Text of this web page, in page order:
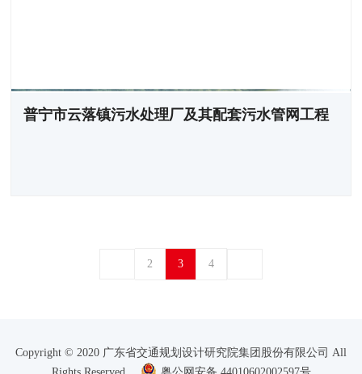
普宁市云落镇污水处理厂及其配套污水管网工程
2 3 4
Copyright © 2020 广东省交通规划设计研究院集团股份有限公司 All